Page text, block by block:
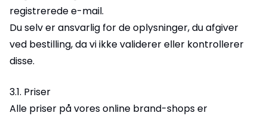
registrerede e-mail.
Du selv er ansvarlig for de oplysninger, du afgiver
ved bestilling, da vi ikke validerer eller kontrollerer
disse.
3.1. Priser
Alle priser på vores online brand-shops er